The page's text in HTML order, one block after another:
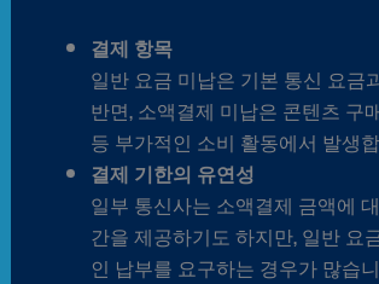
결제 항목
일반 요금 미납은 기본 통신 요금
반면, 소액결제 미납은 콘텐츠 구
등 부가적인 소비 활동에서 발생
결제 기한의 유연성
일부 통신사는 소액결제 금액에
간을 제공하기도 하지만, 일반 요
인 납부를 요구하는 경우가 많습